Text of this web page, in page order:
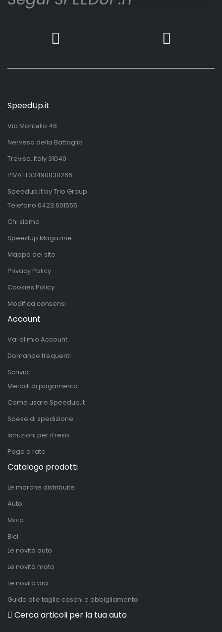
SpeedUp.it
Via Montello 46
Nervesa della Battaglia
Treviso, Italy 31040
PIVA IT03490830266
Speedup.it by Trio Group
Telefono 0423.601555
Chi siamo
SpeedUp Magazine
Mappa del sito
Privacy Policy
Cookies Policy
Modifica consensi
Account
Vai al mio Account
Domande frequenti
Scrivici
Metodi di pagamento
Come usare Speedup.it
Spese di spedizione
Istruzioni per il reso
Paga a rate
Catalogo prodotti
Le marche distribuite
Auto
Moto
Bici
Le novità auto
Le novità moto
Le novità bici
Guida alle taglie caschi e abbigliamento
Cerca articoli per la tua auto